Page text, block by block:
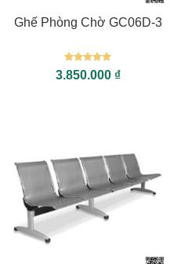
Ghế Phòng Chờ GC06D-3
Được xếp
hạng55
3.850.000 ₫